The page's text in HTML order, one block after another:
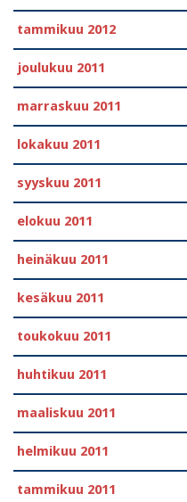
tammikuu 2012
joulukuu 2011
marraskuu 2011
lokakuu 2011
syyskuu 2011
elokuu 2011
heinäkuu 2011
kesäkuu 2011
toukokuu 2011
huhtikuu 2011
maaliskuu 2011
helmikuu 2011
tammikuu 2011